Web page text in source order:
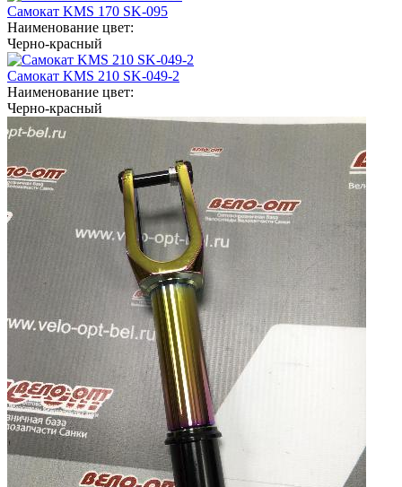
Самокат KMS 170 SK-095
Наименование цвет:
Черно-красный
Самокат KMS 210 SK-049-2
Наименование цвет:
Черно-красный